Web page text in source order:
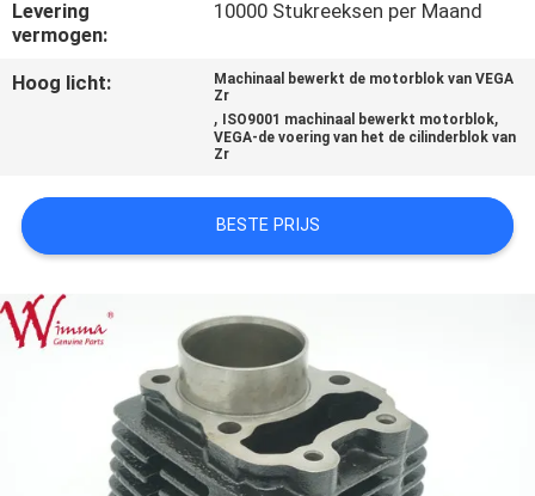
SITEMAP
PRIVACYBELEID
Levering
vermogen:
10000 Stukreeksen per Maand
Hoog licht:
Machinaal bewerkt de motorblok van VEGA
Zr
, ISO9001 machinaal bewerkt motorblok,
VEGA-de voering van het de cilinderblok van
Zr
BESTE PRIJS